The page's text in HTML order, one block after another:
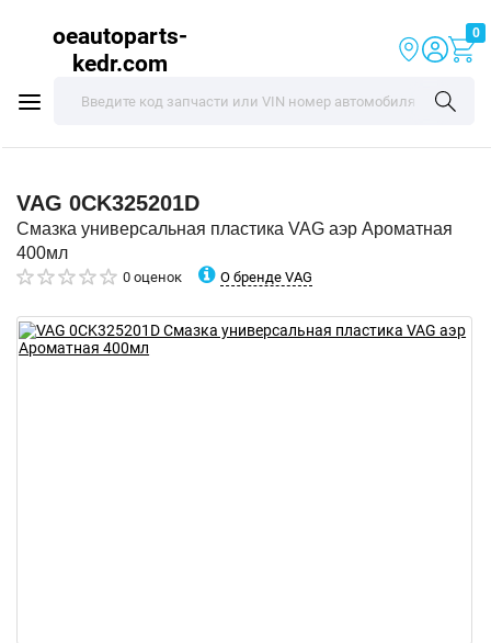
oeautoparts-
kedr.com
0
VAG 0CK325201D
Смазка универсальная пластика VAG аэр Ароматная
400мл
0 оценок О бренде VAG